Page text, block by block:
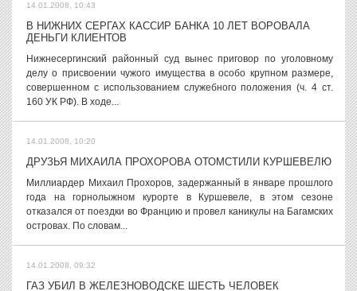
14.01.2008, 10:43
В НИЖНИХ СЕРГАХ КАССИР БАНКА 10 ЛЕТ ВОРОВАЛА
ДЕНЬГИ КЛИЕНТОВ
Нижнесергинский районный суд вынес приговор по уголовному
делу о присвоении чужого имущества в особо крупном размере,
совершенном с использованием служебного положения (ч. 4 ст.
160 УК РФ). В ходе...
14.01.2008, 10:20
ДРУЗЬЯ МИХАИЛА ПРОХОРОВА ОТОМСТИЛИ КУРШЕВЕЛЮ
Миллиардер Михаил Прохоров, задержанный в январе прошлого
года на горнолыжном курорте в Куршевеле, в этом сезоне
отказался от поездки во Францию и провел каникулы на Багамских
островах. По словам...
14.01.2008, 09:32
ГАЗ УБИЛ В ЖЕЛЕЗНОВОДСКЕ ШЕСТЬ ЧЕЛОВЕК